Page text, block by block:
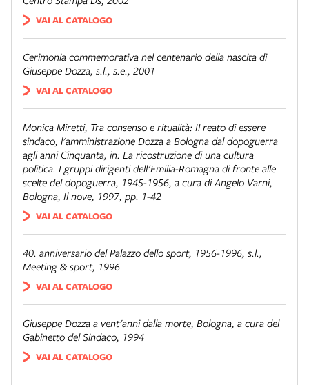
VAI AL CATALOGO
Cerimonia commemorativa nel centenario della nascita di
Giuseppe Dozza, s.l., s.e., 2001
VAI AL CATALOGO
Monica Miretti, Tra consenso e ritualità: Il reato di essere
sindaco, l'amministrazione Dozza a Bologna dal dopoguerra
agli anni Cinquanta, in: La ricostruzione di una cultura
politica. I gruppi dirigenti dell'Emilia-Romagna di fronte alle
scelte del dopoguerra, 1945-1956, a cura di Angelo Varni,
Bologna, Il nove, 1997, pp. 1-42
VAI AL CATALOGO
40. anniversario del Palazzo dello sport, 1956-1996, s.l.,
Meeting & sport, 1996
VAI AL CATALOGO
Giuseppe Dozza a vent'anni dalla morte, Bologna, a cura del
Gabinetto del Sindaco, 1994
VAI AL CATALOGO